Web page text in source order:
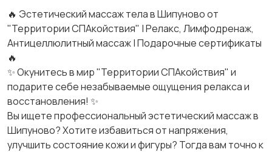
🔥 Эстетический массаж тела в Шипуново от
"Территории СПАкойствия" | Релакс, Лимфодренаж,
Антицеллюлитный массаж | Подарочные сертификаты
🔥
✨ Окунитесь в мир "Территории СПАкойствия" и
подарите себе незабываемые ощущения релакса и
восстановления! ✨
Вы ищете профессиональный эстетический массаж в
Шипуново? Хотите избавиться от напряжения,
улучшить состояние кожи и фигуры? Тогда вам точно к